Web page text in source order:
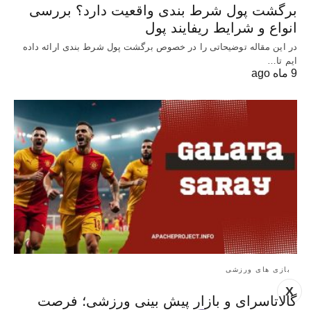
X
برگشت پول شرط بندی واقعیت دارد؟ بررسی
انواع و شرایط ریفایند پول
در این مقاله توضیحاتی را در خصوص برگشت پول شرط بندی ارائه داده
ایم تا…
9 ماه ago
بازی های ورزشی
گالاتاسرای و بازار پیش‌ بینی ورزشی؛ فرصت‌